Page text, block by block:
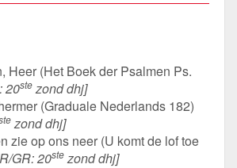
Heer (Het Boek der Psalmen Ps.
20stezond dhj]
(Graduale Nederlands 182)
zond dhj]
zie op ons neer (U komt de lof toe
GR: 20stezond dhj]